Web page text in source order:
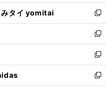
ウ
で
開
く
ン
ド
ウ
で
開
く
ウ
ィ
ン
ド
ウ
で
開
く
し
い
ウ
ィ
ン
ド
ウ
で
開
みタイ yomitai
新
し
い
ウ
ィ
ン
ド
ウ
新
し
い
ウ
ィ
ン
新
し
い
ウ
新
し